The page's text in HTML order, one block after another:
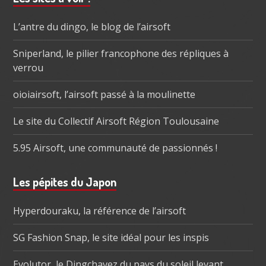
subsidiaire
L’antre du dingo, le blog de l’airsoft
Sniperland, le pilier francophone des répliques à
verrou
oioiairsoft, l’airsoft passé à la moulinette
Le site du Collectif Airsoft Région Toulousaine
5.95 Airsoft, une communauté de passionnés !
Les pépites du Japon
Hyperdouraku, la référence de l’airsoft
SG Fashion Snap, le site idéal pour les inspis